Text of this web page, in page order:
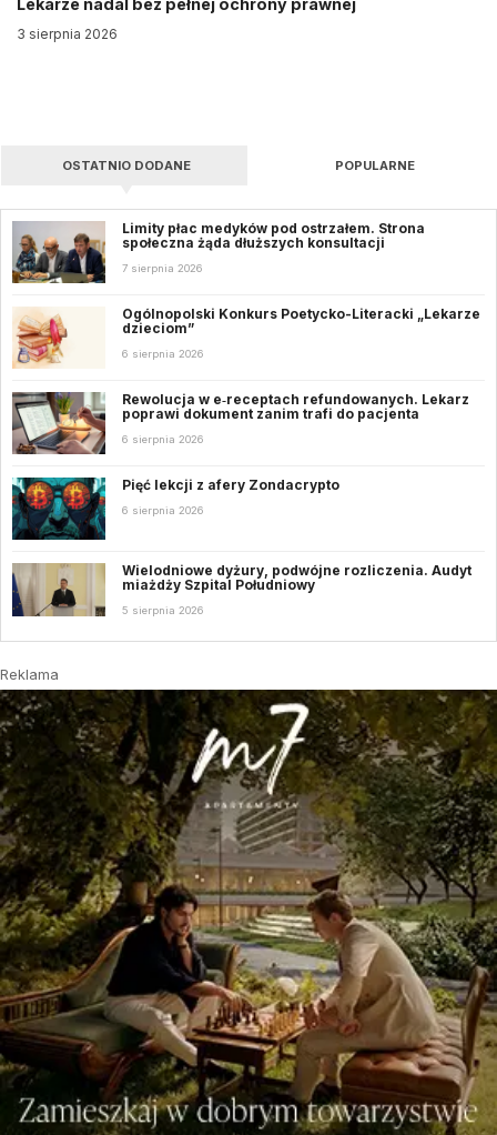
Lekarze nadal bez pełnej ochrony prawnej
3 sierpnia 2026
OSTATNIO DODANE POPULARNE
Limity płac medyków pod ostrzałem. Strona
społeczna żąda dłuższych konsultacji
7 sierpnia 2026
Ogólnopolski Konkurs Poetycko-Literacki „Lekarze
dzieciom”
6 sierpnia 2026
Rewolucja w e‑receptach refundowanych. Lekarz
poprawi dokument zanim trafi do pacjenta
6 sierpnia 2026
Pięć lekcji z afery Zondacrypto
6 sierpnia 2026
Wielodniowe dyżury, podwójne rozliczenia. Audyt
miażdży Szpital Południowy
5 sierpnia 2026
Reklama